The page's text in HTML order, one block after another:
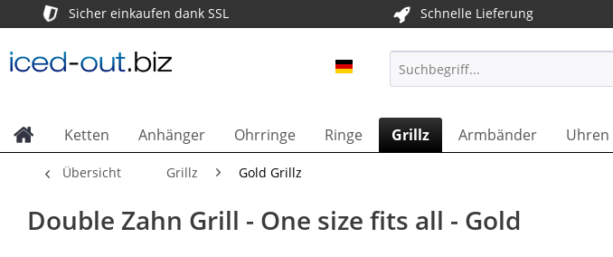
Sicher einkaufen dank SSL Schnelle Lieferung
ICED OUT DE
Ketten Anhänger Ohrringe Ringe Grillz Armbänder Uhren
Übersicht Grillz Gold Grillz
Double Zahn Grill - One size fits all - Gold